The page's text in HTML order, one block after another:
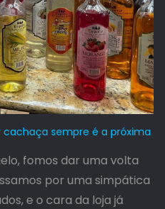
cachaça sempre é a próxima
fomos dar uma volta
por uma simpática
e o cara da loja já